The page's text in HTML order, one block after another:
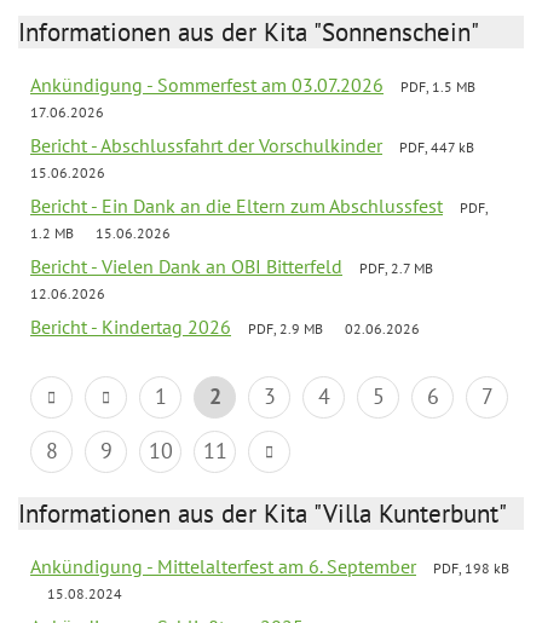
Informationen aus der Kita "Sonnenschein"
Ankündigung - Sommerfest am 03.07.2026
PDF, 1.5 MB
17.06.2026
Bericht - Abschlussfahrt der Vorschulkinder
PDF, 447 kB
15.06.2026
Bericht - Ein Dank an die Eltern zum Abschlussfest
PDF,
1.2 MB
15.06.2026
Bericht - Vielen Dank an OBI Bitterfeld
PDF, 2.7 MB
12.06.2026
Bericht - Kindertag 2026 PDF, 2.9 MB 02.06.2026
1 2 3 4 5 6
7
8
9 10 11
Informationen aus der Kita "Villa Kunterbunt"
Ankündigung - Mittelalterfest am 6. September
PDF, 198 kB
15.08.2024